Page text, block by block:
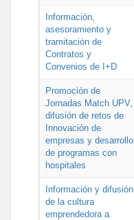
Información,
asesoramiento y
tramitación de
Contratos y
Convenios de I+D
Promoción de
Jornadas Match UPV,
difusión de retos de
Innovación de
empresas y desarrollo
de programas con
hospitales
Información y difusión
de la cultura
emprendedora a